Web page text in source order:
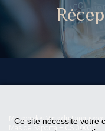
Maison des Vins du Languedoc
Mas de Saporta - CS 30030
Ce site nécessite votre